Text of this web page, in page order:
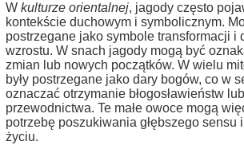
W kulturze orientalnej, jagody często
kontekście duchowym i symbolicznym.
postrzegane jako symbole transformacji i
wzrostu. W snach jagody mogą być
zmian lub nowych początków. W wielu
były postrzegane jako dary bogów, co w
oznaczać otrzymanie błogosławieństw
przewodnictwa. Te małe owoce mogą
potrzebę poszukiwania głębszego sensu
życiu.